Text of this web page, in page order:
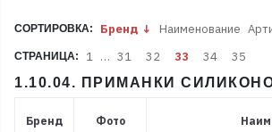
Коробки
Лески
Матрасы
СОРТИРОВКА: Бренд Наименование
СТРАНИЦА: 1 … 31 32 33 34
35
1.10.04. ПРИМАНКИ
Бренд Фото